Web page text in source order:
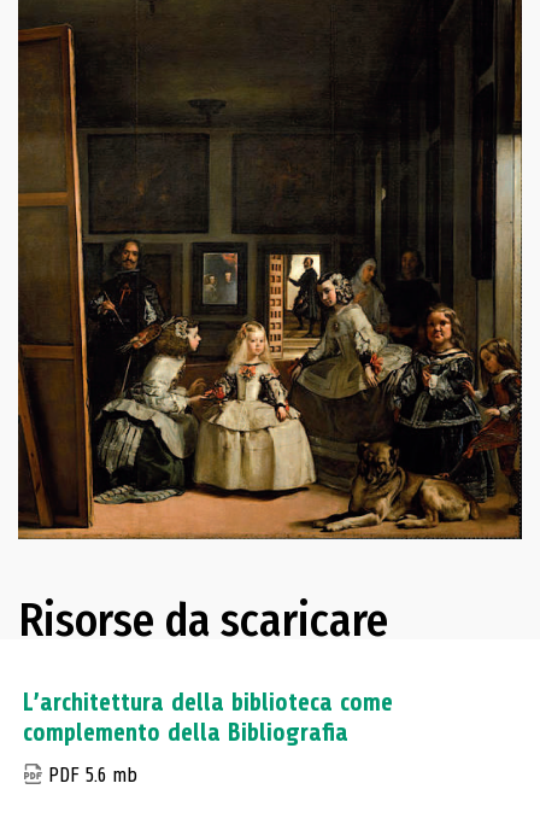
Risorse da scaricare
L’architettura della biblioteca come
complemento della Bibliografia
PDF 5.6 mb